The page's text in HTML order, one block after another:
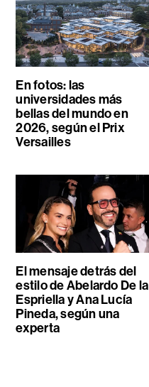
En fotos: las
universidades más
bellas del mundo en
2026, según el Prix
Versailles
El mensaje detrás del
estilo de Abelardo De la
Espriella y Ana Lucía
Pineda, según una
experta